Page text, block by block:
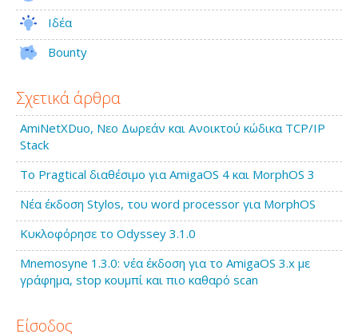
Ιδέα
Bounty
Σχετικά άρθρα
AmiNetXDuo, Νεο Δωρεάν και Ανοικτού κώδικα TCP/IP
Stack
Το Pragtical διαθέσιμο για AmigaOS 4 και MorphOS 3
Νέα έκδοση Stylos, του word processor για MorphOS
Κυκλοφόρησε το Odyssey 3.1.0
Mnemosyne 1.3.0: νέα έκδοση για το AmigaOS 3.x με
γράφημα, stop κουμπί και πιο καθαρό scan
Είσοδος